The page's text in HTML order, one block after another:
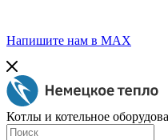
Напишите нам в МАХ
Котлы и котельное